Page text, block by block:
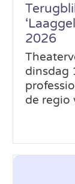
2026
dinsdag
de regio